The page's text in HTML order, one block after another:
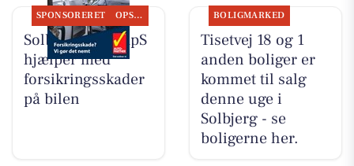
SPONSORERET OPSLAGSTAVLEN
Solbjerg Biler ApS
hjælper med
forsikringsskader
på bilen
BOLIGMARKED
Tisetvej 18 og 1
anden boliger er
kommet til salg
denne uge i
Solbjerg - se
boligerne her.